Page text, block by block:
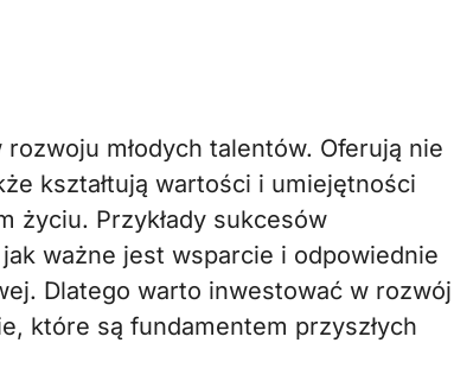
młodych talentów. Oferują nie
kształtują wartości i umiejętności
życiu. Przykłady sukcesów
ważne jest wsparcie i odpowiednie
Dlatego warto inwestować w rozwój
które są fundamentem przyszłych